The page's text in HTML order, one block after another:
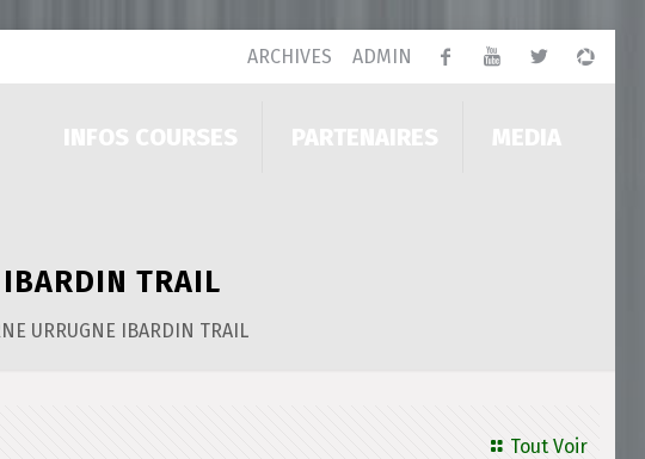
ARCHIVES ADMIN
INFOS COURSES PARTENAIRES MEDIA
IBARDIN TRAIL
URRUGNE IBARDIN TRAIL
Tout Voir